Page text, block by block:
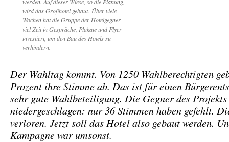
wird das Großhotel gebaut. Über viele
Wochen hat die Gruppe der Hotelgegner
viel Zeit in Gespräche, Plakate und Flyer
investiert, um den Bau des Hotels zu
verhindern.
Der Wahltag kommt. Von 1250 Wahlberechtigten
Prozent ihre Stimme ab. Das ist für einen
sehr gute Wahlbeteiligung. Die Gegner des
niedergeschlagen: nur 36 Stimmen haben gefehlt.
verloren. Jetzt soll das Hotel also gebaut werden.
Kampagne war umsonst.